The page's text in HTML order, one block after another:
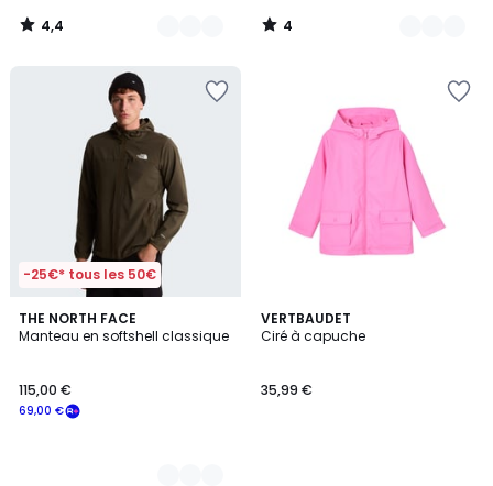
4,4
/
4
/
-25€* tous les 50€
THE NORTH FACE
Manteau en softshell classique
69,00 €
115,00 €
2
Couleurs
VERTBAUDET
Ciré à capuche
35,99 €